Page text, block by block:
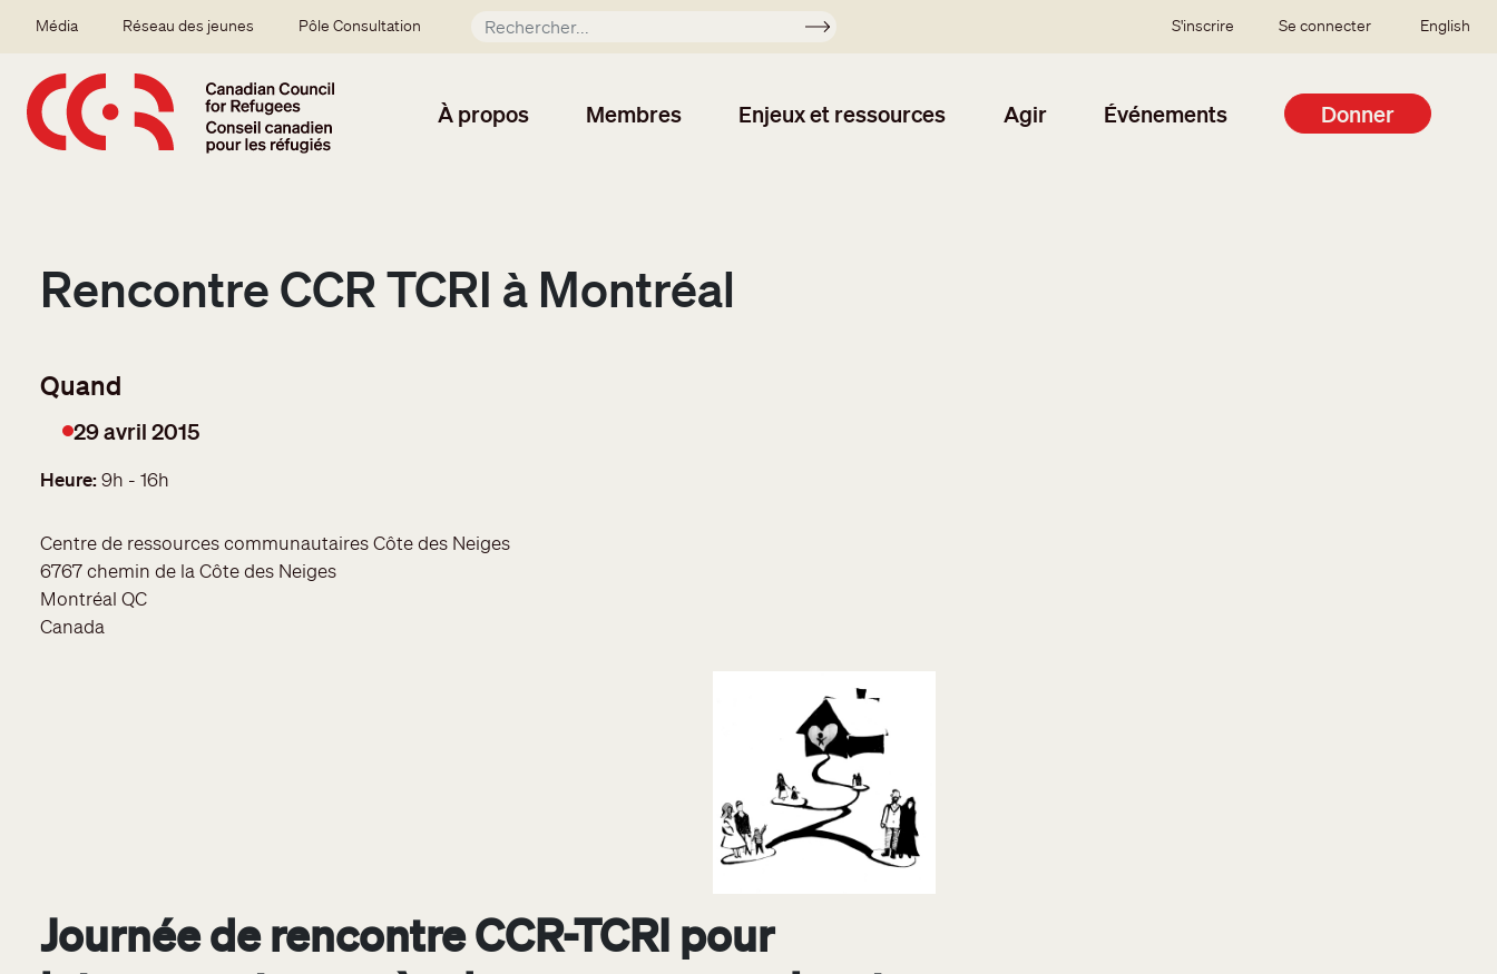
Secondary menu
Média Réseau des jeunes Pôle Consultation Soumettre SSO user menu
S'inscrire Se connecter English
À propos Membres Enjeux et ressources Agir Événements Donner
Rencontre CCR TCRI à Montréal
Date
29 avril 2015
Heure 9h - 16h
Address
Centre de ressources communautaires Côte des Neiges
6767 chemin de la Côte des Neiges
Montréal QC
Canada
Journée de rencontre CCR-TCRI pour